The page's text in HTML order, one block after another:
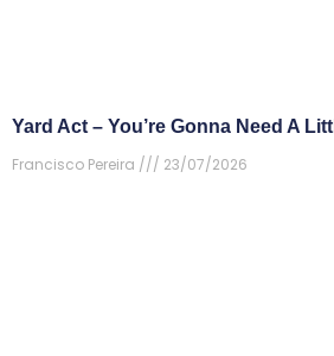
Yard Act – You’re Gonna Need A
Francisco Pereira
23/07/2026